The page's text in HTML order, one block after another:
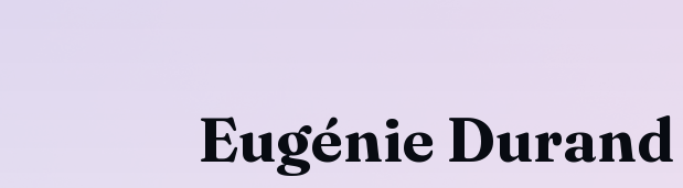
Eugénie Durand